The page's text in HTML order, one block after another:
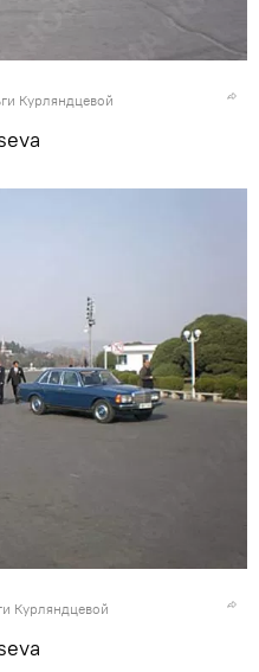
Курляндцевой
Курляндцевой